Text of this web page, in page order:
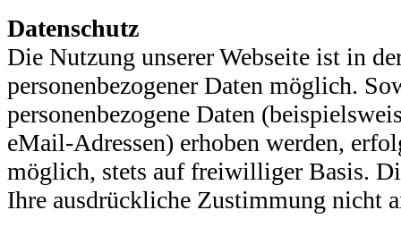
Datenschutz
Die Nutzung unserer Webseite ist in
personenbezogener Daten möglich.
personenbezogene Daten
eMail-Adressen) erhoben werden,
möglich, stets auf freiwilliger Basis.
Ihre ausdrückliche Zustimmung nicht